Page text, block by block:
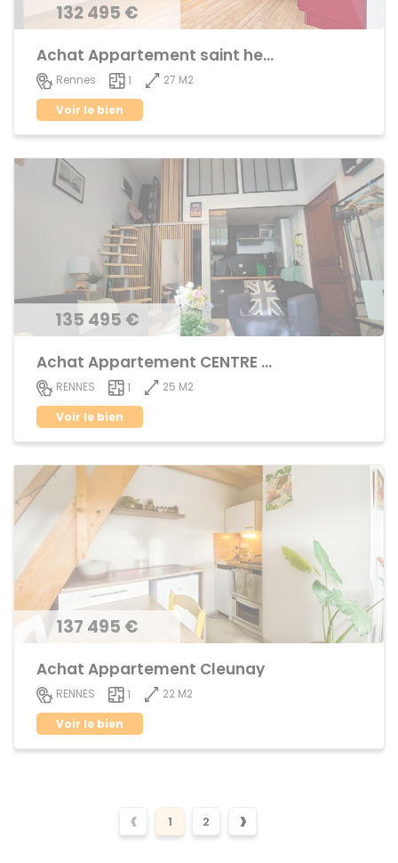
132 495 €
Achat Appartement saint helier
Rennes 1
27 M2
Voir le bien
135 495 €
Achat Appartement CENTRE VILLE
RENNES 1
25 M2
Voir le bien
137 495 €
Achat Appartement Cleunay
RENNES 1
22 M2
Voir le bien
‹ 1 2 ›